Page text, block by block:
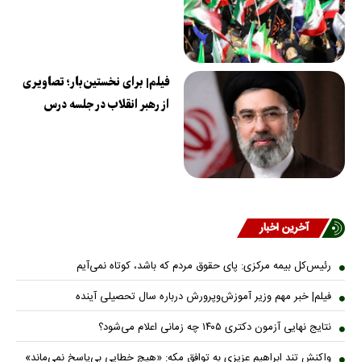
فیلم| برای نخستین‌بار؛ تصاویری
از رهبر انقلاب در جلسه درس
آخرین اخبار
رئیس‌کل بیمه مرکزی: پای حقوق مردم که باشد، کوتاه نمی‌آیم
فیلم| خبر مهم وزیر آموزش‌وپرورش درباره سال تحصیلی آینده
نتایج نهایی آزمون دکتری ۱۴۰۵ چه زمانی اعلام می‌شود؟
واکنش تند ابراهیم عزیزی به توافق مکه: «هیچ خطایی بی‌پاسخ نمی‌ماند»